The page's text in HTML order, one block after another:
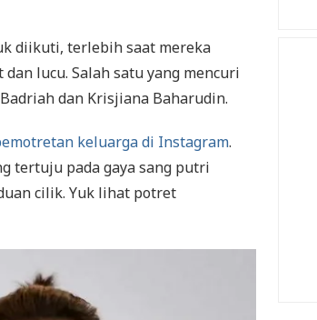
diikuti, terlebih saat mereka
lucu. Salah satu yang mencuri
dan Krisjiana Baharudin.
keluarga di Instagram.
tertuju pada gaya sang putri
cilik. Yuk lihat potret